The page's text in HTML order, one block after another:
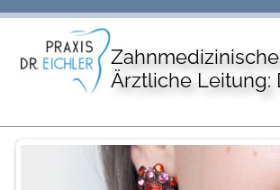
Ärztliche Leitung: